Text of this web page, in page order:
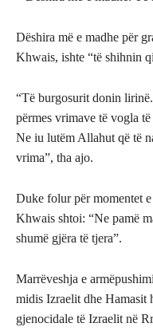
Dëshira më e madhe për
Khwais, ishte “të shihnin
“Të burgosurit donin
përmes vrimave të vogla
Ne iu lutëm Allahut që të
vrima”, tha ajo.
Duke folur për momentet
Khwais shtoi: “Ne pamë
shumë gjëra të tjera”.
Marrëveshja e
midis Izraelit dhe Hamasit
gjenocidale të Izraelit në